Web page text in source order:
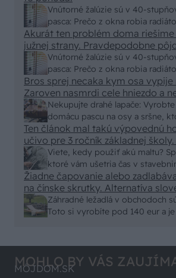
Vnútorné žalúzie sú v 40-
pasca: Prečo z okna robia
vyriešiť za pár eur?
Vnútorné žalúzie sú v 40-
pasca: Prečo z okna robia
vyriešiť za pár eur?
Akurát ten problém doma riešime
južnej strany. Pravdepodobne
vonkajšieho tienenia na spôsob
250x150cm. Čínsky predajcovia
eur kus.
Nekupujte drahé lapače:
domácu pascu na osy a sršne,
von
Bros sprej necaka kym osa
Zaroven nasmrdi cele hniezdo a
nic zive. Vasa pasca naucinke
Skor pritiahne slimaky
Viete, kedy použiť akú maltu?
ktoré vám ušetria čas v
Ten článok mal takú výpovednú
učivo pre 3 ročník základnej školy. To fakt? AI
alebo nejaka kniha z VŠ? Dnešné rychlotvrdnuce
malty - pevnosť 40 Mpa a doba
minut , k tomu vodotesné s kryštálikou.
- schnutie a zretie. Nič?
Záhradné ležadlá v obchodoch
Toto si vyrobíte pod 140 eur a
Žiadne čapovanie alebo
na čínske skrutky. Alternatíva
čo sa týka pevnosti. Autor si nedal
remeselným spracovaním, škoda.
MOHLO BY VÁS
MÔJDOM.SK